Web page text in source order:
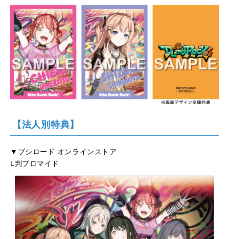
【法人別特典】
▼ブシロード オンラインストア
L判ブロマイド